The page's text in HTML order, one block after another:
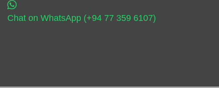
Chat on WhatsApp (+94 77 359 6107)